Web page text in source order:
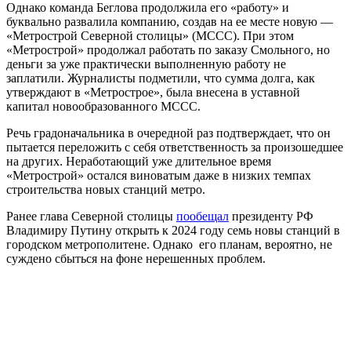
Однако команда Беглова продолжила его «работу» и
буквально развалила компанию, создав на ее месте новую —
«Метрострой Северной столицы» (МССС). При этом
«Метрострой» продолжал работать по заказу Смольного, но
деньги за уже практически выполненную работу не
заплатили. Журналисты подметили, что сумма долга, как
утверждают в «Метрострое», была внесена в уставной
капитал новообразованного МССС.
Речь градоначальника в очередной раз подтверждает, что он
пытается переложить с себя ответственность за произошедшее
на других. Неработающий уже длительное время
«Метрострой» остался виноватым даже в низких темпах
строительства новых станций метро.
Ранее глава Северной столицы пообещал президенту РФ
Владимиру Путину открыть к 2024 году семь новы станций в
городском метрополитене. Однако его планам, вероятно, не
суждено сбыться на фоне нерешенных проблем.